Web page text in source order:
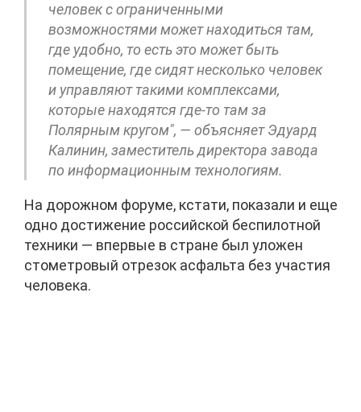
человек с ограниченными
возможностями может находиться там,
где удобно, то есть это может быть
помещение, где сидят несколько человек
и управляют такими комплексами,
которые находятся где-то там за
Полярным кругом", — объясняет Эдуард
Калинин, заместитель директора завода
по информационным технологиям.
На дорожном форуме, кстати, показали и еще
одно достижение российской беспилотной
техники — впервые в стране был уложен
стометровый отрезок асфальта без участия
человека.